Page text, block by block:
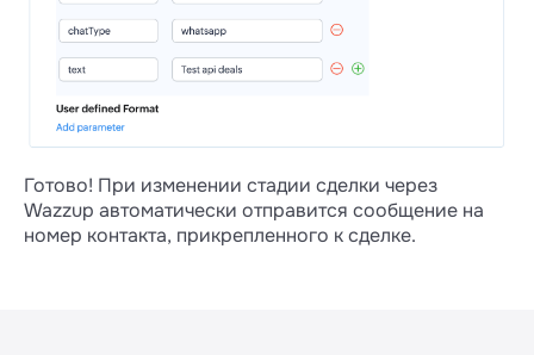
Готово! При изменении стадии сделки через
Wazzup автоматически отправится сообщение на
номер контакта, прикрепленного к сделке.